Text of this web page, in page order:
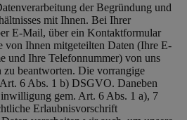
der Begründung und
mit Ihnen. Bei Ihrer
E-Mail, über ein Kontaktformular
von Ihnen mitgeteilten Daten (Ihre E-
und Ihre Telefonnummer) von uns
zu beantworten. Die vorrangige
6 Abs. 1 b) DSGVO. Daneben
gem. Art. 6 Abs. 1 a), 7
Erlaubnisvorschrift